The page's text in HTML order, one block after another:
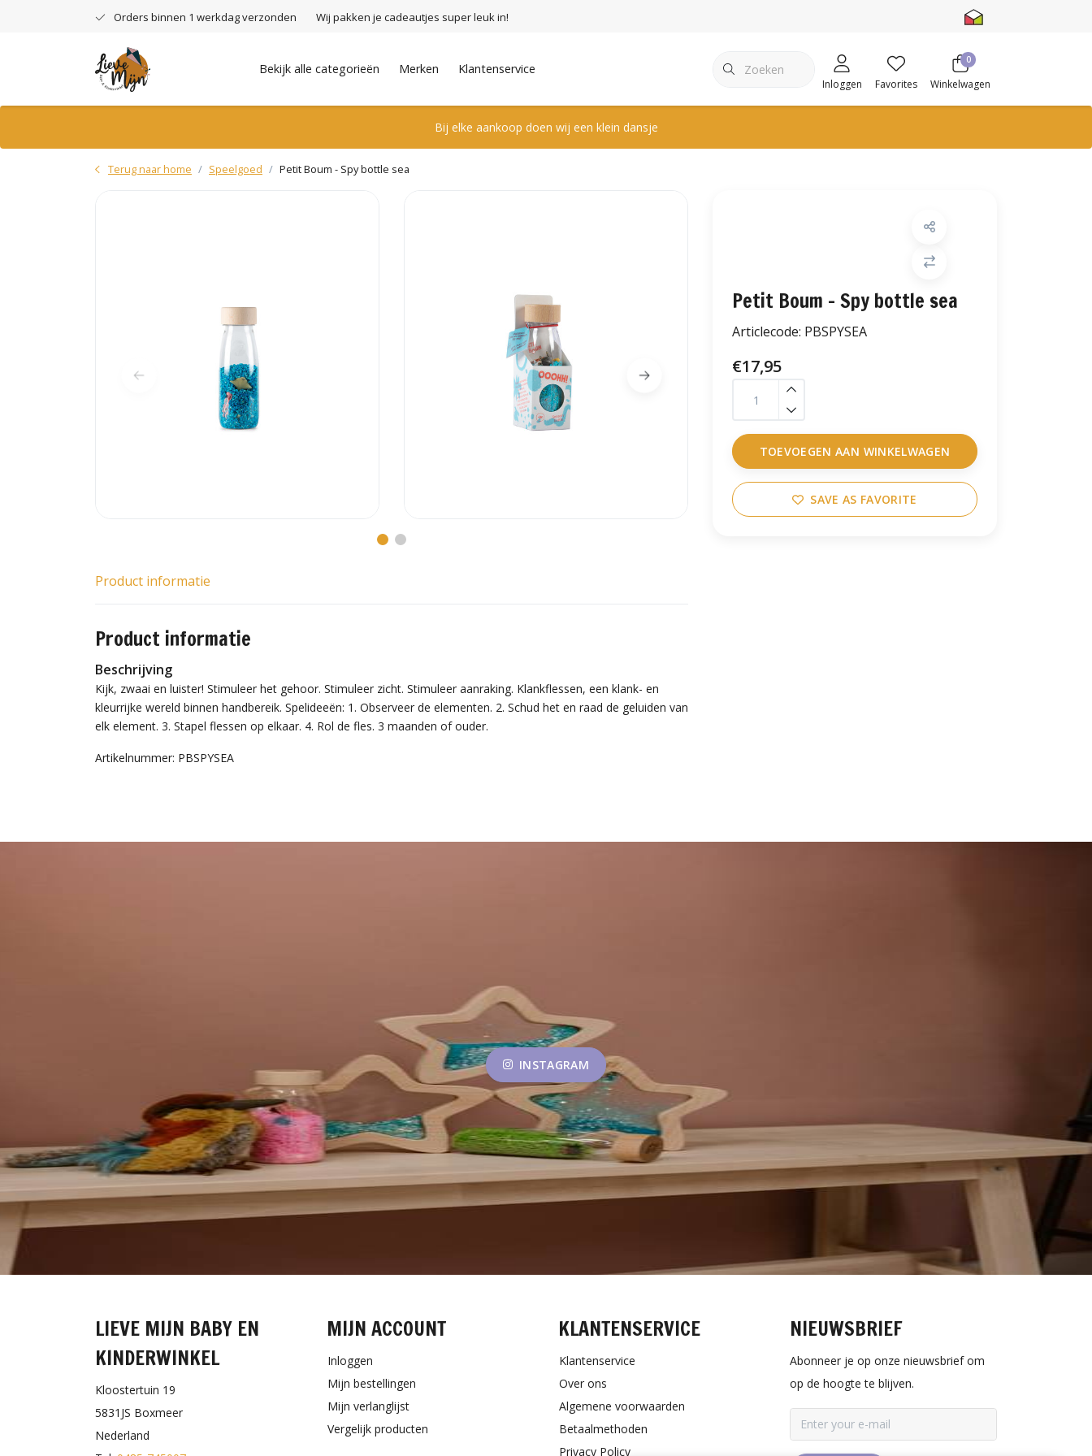
Orders binnen 1 werkdag verzonden Wij pakken je cadeautjes super leuk in!
Bekijk alle categorieën Merken Klantenservice
Inloggen Favorites
0
Winkelwagen
Bij elke aankoop doen wij een klein dansje
Terug naar home Speelgoed Petit Boum - Spy bottle sea
Petit Boum - Spy bottle sea
Articlecode: PBSPYSEA
€17,95
TOEVOEGEN AAN WINKELWAGEN
SAVE AS FAVORITE
Product informatie
Product informatie
Beschrijving
Kijk, zwaai en luister! Stimuleer het gehoor. Stimuleer zicht. Stimuleer aanraking. Klankflessen, een klank- en
kleurrijke wereld binnen handbereik. Spelideeën: 1. Observeer de elementen. 2. Schud het en raad de geluiden van
elk element. 3. Stapel flessen op elkaar. 4. Rol de fles. 3 maanden of ouder.
Artikelnummer: PBSPYSEA
INSTAGRAM
LIEVE MIJN BABY EN
KINDERWINKEL
Kloostertuin 19
5831JS Boxmeer
Nederland
MIJN ACCOUNT
Inloggen
Mijn bestellingen
Mijn verlanglijst
Vergelijk producten
KLANTENSERVICE
Klantenservice
Over ons
Algemene voorwaarden
Betaalmethoden
Privacy Policy
NIEUWSBRIEF
Abonneer je op onze nieuwsbrief om
op de hoogte te blijven.